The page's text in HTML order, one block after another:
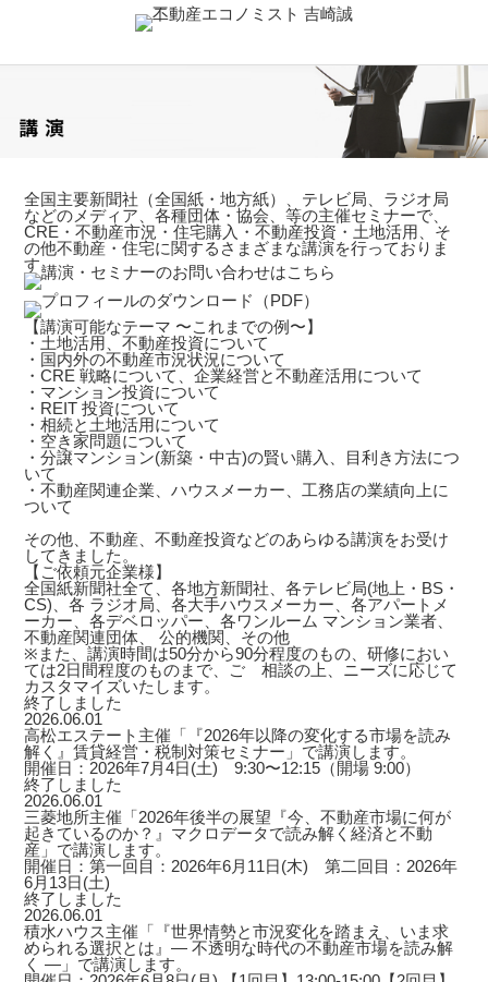
全国主要新聞社（全国紙・地方紙）、テレビ局、ラジオ局
などのメディア、各種団体・協会、等の主催セミナーで、
CRE・不動産市況・住宅購入・不動産投資・土地活用、そ
の他不動産・住宅に関するさまざまな講演を行っておりま
す。
【講演可能なテーマ 〜これまでの例〜】
・土地活用、不動産投資について
・国内外の不動産市況状況について
・CRE 戦略について、企業経営と不動産活用について
・マンション投資について
・REIT 投資について
・相続と土地活用について
・空き家問題について
・分譲マンション(新築・中古)の賢い購入、目利き方法につ
いて
・不動産関連企業、ハウスメーカー、工務店の業績向上に
ついて
その他、不動産、不動産投資などのあらゆる講演をお受け
してきました。
【ご依頼元企業様】
全国紙新聞社全て、各地方新聞社、各テレビ局(地上・BS・
CS)、各 ラジオ局、各大手ハウスメーカー、各アパートメ
ーカー、各デベロッパー、各ワンルーム マンション業者、
不動産関連団体、 公的機関、その他
※また、講演時間は50分から90分程度のもの、研修におい
ては2日間程度のものまで、ご゙相談の上、ニーズに応じて
カスタマイズいたします。
終了しました
2026.06.01
高松エステート主催「『2026年以降の変化する市場を読み
解く』賃貸経営・税制対策セミナー」で講演します。
開催日：2026年7月4日(土) 9:30〜12:15（開場 9:00）
終了しました
2026.06.01
三菱地所主催「2026年後半の展望『今、不動産市場に何が
起きているのか？』マクロデータで読み解く経済と不動
産」で講演します。
開催日：第一回目：2026年6月11日(木) 第二回目：2026年
6月13日(土)
終了しました
2026.06.01
積水ハウス主催「『世界情勢と市況変化を踏まえ、いま求
められる選択とは』― 不透明な時代の不動産市場を読み解
く ―」で講演します。